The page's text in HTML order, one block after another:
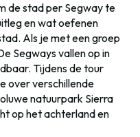
de stad per Segway te
en wat oefenen
Als je met een groep
Segways vallen op in
Tijdens de tour
over verschillende
natuurpark Sierra
op het achterland en